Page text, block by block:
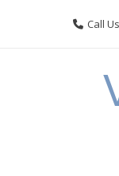
Call